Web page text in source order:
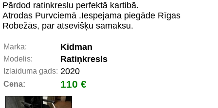
Pārdod ratiņkreslu perfektā kartibā.
Atrodas Purvciemā .Iespejama piegāde Rīgas
Robežās, par atsevišķu samaksu.
Marka: Kidman
Modelis: Ratiņkresls
Izlaiduma gads: 2020
Cena: 110 €